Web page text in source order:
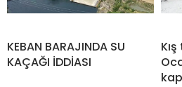
KEBAN BARAJINDA SU
KAÇAĞI İDDİASI